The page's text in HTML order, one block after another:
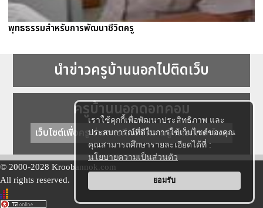
เราใช้คุกกี้เพื่อพัฒนาประสิทธิภาพ และ
ประสบการณ์ที่ดีในการใช้เว็บไซต์ของคุณ
คุณสามารถศึกษารายละเอียดได้ที่ :
นโยบายความเป็นส่วนตัว
ยอมรับ
พุทธธรรมสำหรับการพัฒนาชีวิตครู
นำข่าวครูบ้านนอกไปติดเว็บ
ครูบ้านนอกดอทคอม
เว็บไซต์เพื่อครู ข่าวการศึกษา ความรู้ การศึกษาไทย
© 2000-2028 Kroobannok.com
All rights reserved.